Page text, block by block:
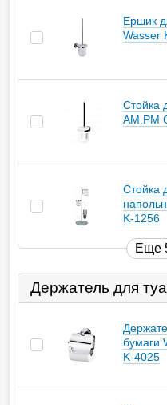
Ершик
Wasser
Стойка
AM.PM
Стойка
K-1256
Еще
Держатель для
бумаги
K-4025